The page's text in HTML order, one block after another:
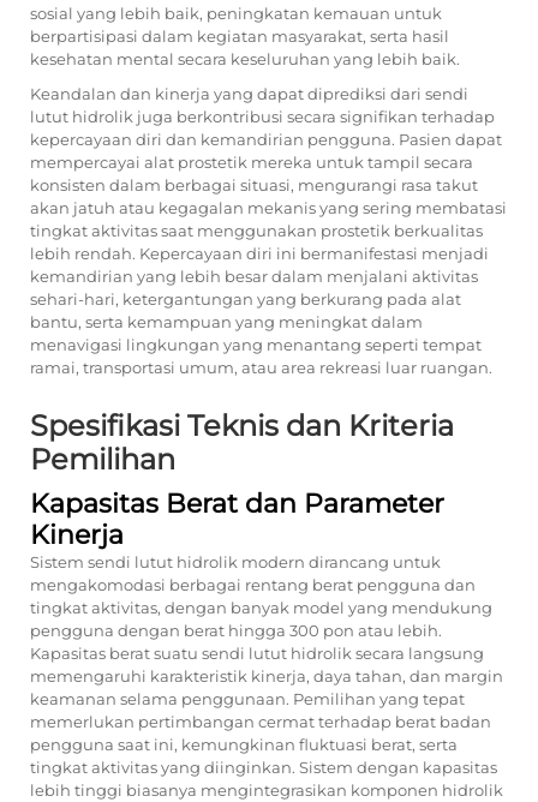
sosial yang lebih baik, peningkatan kemauan untuk
berpartisipasi dalam kegiatan masyarakat, serta hasil
kesehatan mental secara keseluruhan yang lebih baik.
Keandalan dan kinerja yang dapat diprediksi dari sendi
lutut hidrolik juga berkontribusi secara signifikan terhadap
kepercayaan diri dan kemandirian pengguna. Pasien dapat
mempercayai alat prostetik mereka untuk tampil secara
konsisten dalam berbagai situasi, mengurangi rasa takut
akan jatuh atau kegagalan mekanis yang sering membatasi
tingkat aktivitas saat menggunakan prostetik berkualitas
lebih rendah. Kepercayaan diri ini bermanifestasi menjadi
kemandirian yang lebih besar dalam menjalani aktivitas
sehari-hari, ketergantungan yang berkurang pada alat
bantu, serta kemampuan yang meningkat dalam
menavigasi lingkungan yang menantang seperti tempat
ramai, transportasi umum, atau area rekreasi luar ruangan.
Spesifikasi Teknis dan Kriteria
Pemilihan
Kapasitas Berat dan Parameter
Kinerja
Sistem sendi lutut hidrolik modern dirancang untuk
mengakomodasi berbagai rentang berat pengguna dan
tingkat aktivitas, dengan banyak model yang mendukung
pengguna dengan berat hingga 300 pon atau lebih.
Kapasitas berat suatu sendi lutut hidrolik secara langsung
memengaruhi karakteristik kinerja, daya tahan, dan margin
keamanan selama penggunaan. Pemilihan yang tepat
memerlukan pertimbangan cermat terhadap berat badan
pengguna saat ini, kemungkinan fluktuasi berat, serta
tingkat aktivitas yang diinginkan. Sistem dengan kapasitas
lebih tinggi biasanya mengintegrasikan komponen hidrolik